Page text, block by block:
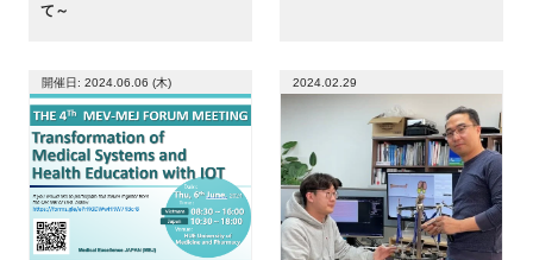
て～
開催日: 2024.06.06 (木) 2024.02.29